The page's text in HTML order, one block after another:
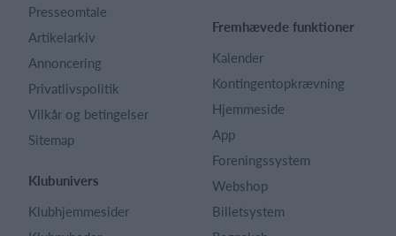
Presseomtale
Artikelarkiv
Annoncering
Privatlivspolitik
Vilkår og betingelser
Sitemap
Klubunivers
Klubhjemmesider
Fremhævede funktioner
Kalender
Kontingentopkrævning
Hjemmeside
App
Foreningssystem
Webshop
Billetsystem